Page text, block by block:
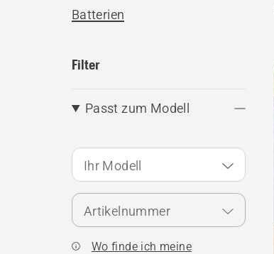
Batterien
Filter
Passt zum Modell
Ihr Modell
Artikelnummer
Wo finde ich meine